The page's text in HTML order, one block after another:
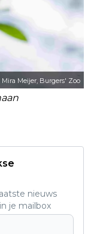
Mira Meijer, Burgers' Zoo
nieuws
je mailbox